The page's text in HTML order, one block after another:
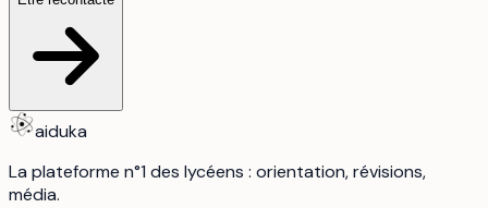
aiduka
La plateforme n°1 des lycéens : orientation, révisions,
média.